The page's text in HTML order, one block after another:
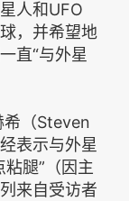
人和UFO
，并希望地
直“与外星
希（Steven
表示与外星
腿”（因主
来自受访者